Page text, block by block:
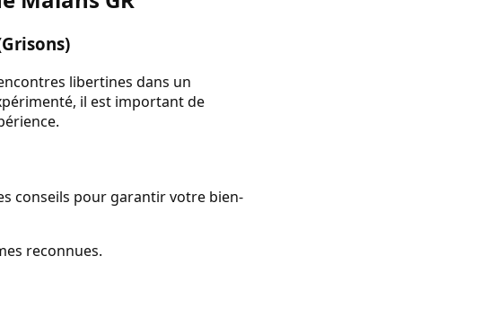
libertines dans un
il est important de
conseils pour garantir votre bien-
reconnues.